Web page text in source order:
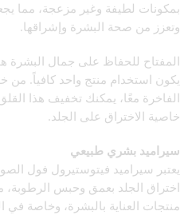
بمكونات لطيفة وغير مزعجة، مما
وتعزز من صحة البشرة وإشراقها.
المفتاح للحفاظ على جمال البشرة
يكون استخدام منتج واحد كافياً. من
الفاخرة معًا، يمكنك تخفيف هذا
خاصية الاختراق على الجلد.
سيراميد بشري طبيعي
يعتبر سيراميد فيتوستيرول فول
اختراق الجلد بعمق وحبس الرطوبة،
منتجات العناية بالبشرة، وخاصة في